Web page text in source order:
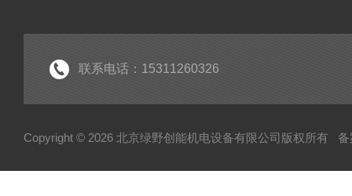
联系电话：15311260326
Copyright © 2026 北京绿野创能机电设备有限公司版权所有 备